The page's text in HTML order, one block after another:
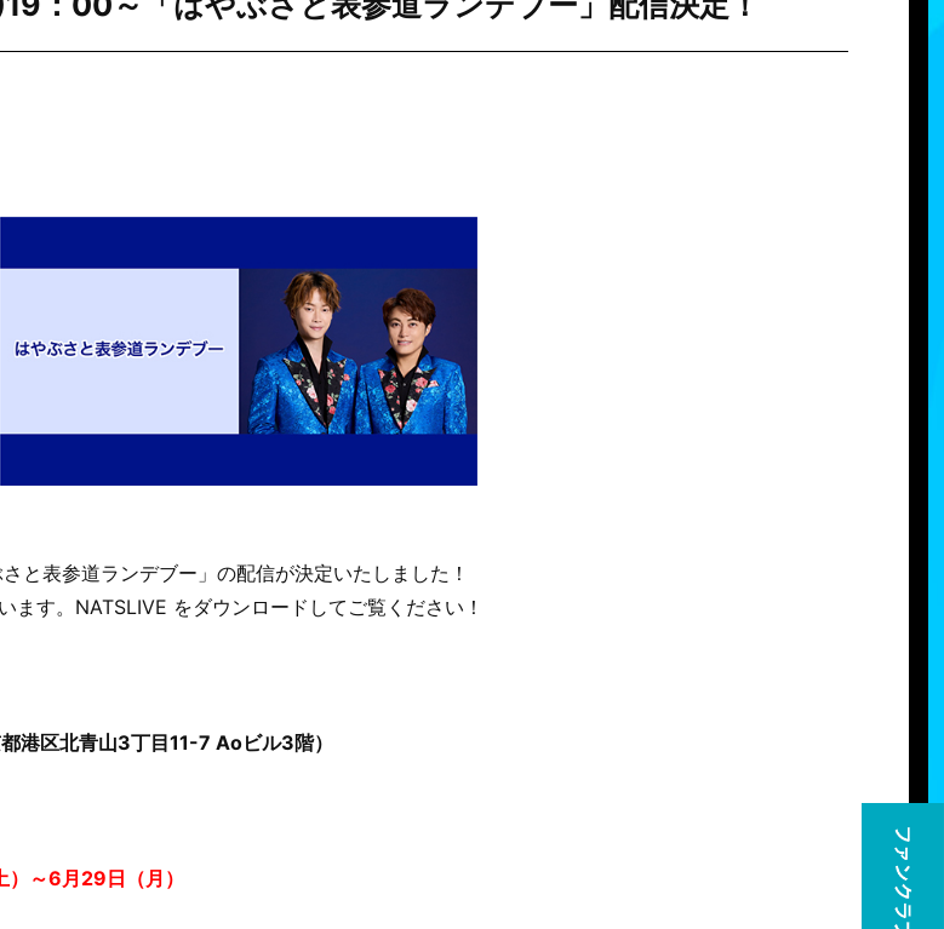
と表参道ランデブー」の配信が決定いたしました！
ます。NATSLIVE をダウンロードしてご覧ください！
港区北青山3丁目11-7 Aoビル3階）
～6月29日（月）